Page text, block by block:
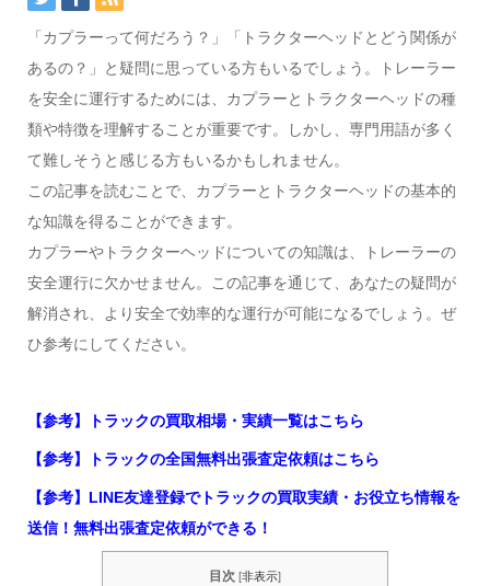
「カプラーって何だろう？」「トラクターヘッドとどう関係が
あるの？」と疑問に思っている方もいるでしょう。トレーラー
を安全に運行するためには、カプラーとトラクターヘッドの種
類や特徴を理解することが重要です。しかし、専門用語が多く
て難しそうと感じる方もいるかもしれません。
この記事を読むことで、カプラーとトラクターヘッドの基本的
な知識を得ることができます。
カプラーやトラクターヘッドについての知識は、トレーラーの
安全運行に欠かせません。この記事を通じて、あなたの疑問が
解消され、より安全で効率的な運行が可能になるでしょう。ぜ
ひ参考にしてください。
【参考】トラックの買取相場・実績一覧はこちら
【参考】トラックの全国無料出張査定依頼はこちら
【参考】LINE友達登録でトラックの買取実績・お役立ち情報を
送信！無料出張査定依頼ができる！
目次 [非表示]